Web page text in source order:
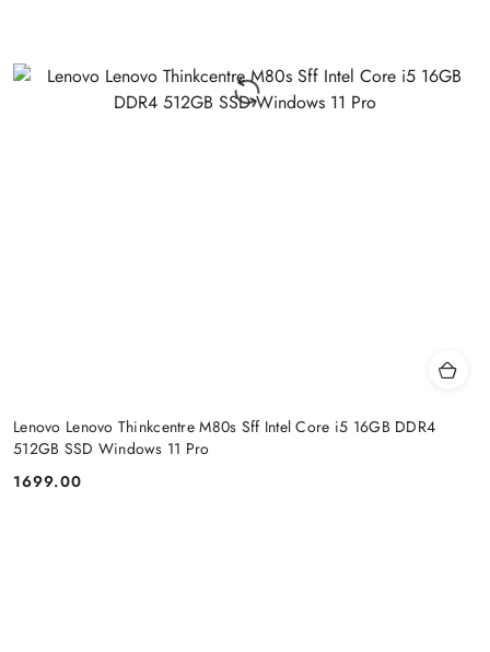
Lenovo Lenovo Thinkcentre M80s Sff Intel Core i5 16GB DDR4
512GB SSD Windows 11 Pro
Cena:
1699.00